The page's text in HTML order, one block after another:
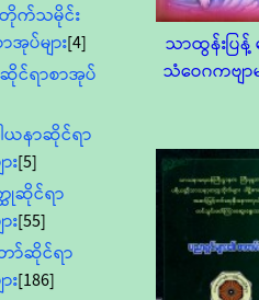
တိုက်သမိုင်း
ပ်များ[4]
ဆိုင်ရာစာအုပ်
ယနာဆိုင်ရာ
း[5]
ဆိုင်ရာ
း[55]
ာ်ဆိုင်ရာ
း[186]
သာထွန်းပြန့်
သံဝေဂကဗျာမ